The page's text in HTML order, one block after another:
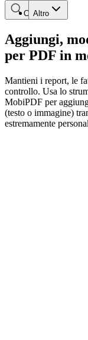
Altro
Cerca
Aggiungi,
per PDF in
Mantieni i report, le
controllo. Usa lo
MobiPDF per
(testo o immagine)
estremamente